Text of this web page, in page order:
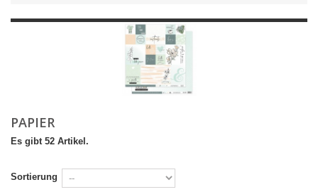
PAPIER
Es gibt 52 Artikel.
Sortierung